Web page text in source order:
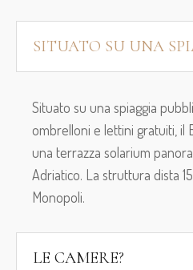
SITUATO SU UNA
Situato su una spiaggia
ombrelloni e lettini gratuiti, il
una terrazza solarium
Adriatico. La struttura dista
Monopoli.
LE CAMERE?